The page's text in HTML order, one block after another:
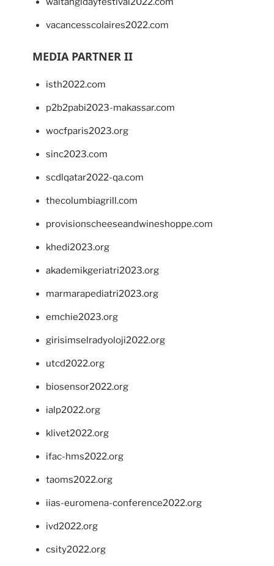
vacancesscolaires2022.com
MEDIA PARTNER II
isth2022.com
p2b2pabi2023-makassar.com
wocfparis2023.org
sinc2023.com
scdlqatar2022-qa.com
thecolumbiagrill.com
provisionscheeseandwineshoppe.com
khedi2023.org
akademikgeriatri2023.org
marmarapediatri2023.org
emchie2023.org
girisimselradyoloji2022.org
utcd2022.org
biosensor2022.org
ialp2022.org
klivet2022.org
ifac-hms2022.org
taoms2022.org
iias-euromena-conference2022.org
ivd2022.org
csity2022.org